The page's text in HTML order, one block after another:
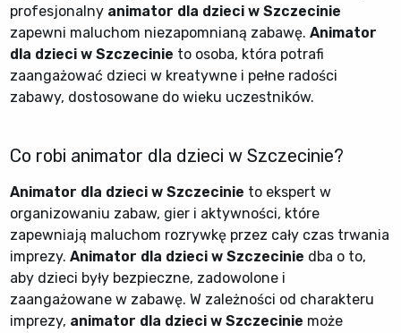
profesjonalny animator dla dzieci w Szczecinie
zapewni maluchom niezapomnianą zabawę.Animator
dla dzieci w Szczecinie to osoba, która potrafi
zaangażować dzieci w kreatywne i pełne radości
zabawy, dostosowane do wieku uczestników.
Co robi animator dla dzieci w Szczecinie?
Animator dla dzieci w Szczecinie to ekspert w
organizowaniu zabaw, gier i aktywności, które
zapewniają maluchom rozrywkę przez cały czas trwania
imprezy.Animator dla dzieci w Szczecinie dba o to,
aby dzieci były bezpieczne, zadowolone i
zaangażowane w zabawę. W zależności od charakteru
imprezy, animator dla dzieci w Szczecinie może